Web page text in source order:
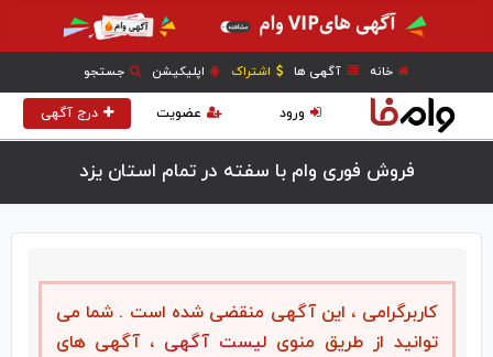
خانه آگهی ها اشتراک اپلیکیشن جستجو
درج آگهی عضویت ورود
فروش فوری وام با سفته در تمام استان یزد
کاربرگرامی ، این آگهی منقضی شده است . شما می
توانید از طریق منوی لیست آگهی ، آگهی های